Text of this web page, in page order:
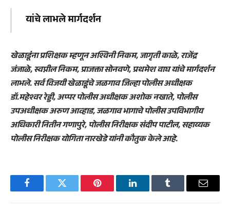
यांचे लाभले मार्गदर्शन
खेळाडूंंना प्रशिक्षक म्हणून अश्विनी निकम, जागृती काळे, राजेंद्र
जंजाळे, स्वप्नील निकम, प्राजक्ता सोनवणे, प्रथमेश वाघ यांचे मार्गदर्शन
लाभले. सर्व विजयी खेळाडूंचे जळगाव जिल्हा पोलीस अधीक्षक
डॉ.महेश्वर रेड्डी, अप्पर पोलीस अधीक्षक अशोक नखाते, पोलीस
उपअधीक्षक अरुण आव्हाड, जळगाव भागाचे पोलीस उपविभागीय
अधिकारी नितीन गणापुरे, पोलीस निरीक्षक संदीप पाटील, सहाय्यक
पोलीस निरीक्षक योगिता नारखेडे यांनी कौतुक केले आहे.
FacebookTwitter Pinterest LinkedInTumblr Email